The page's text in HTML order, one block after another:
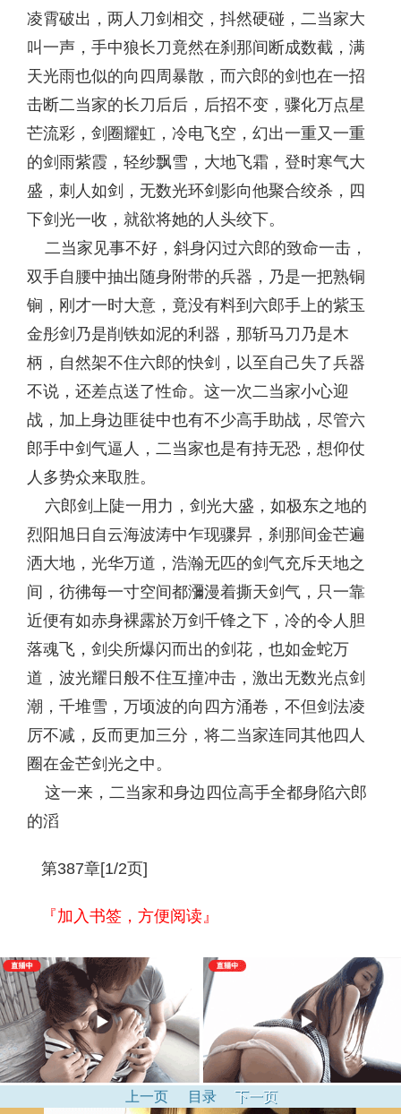
凌霄破出，两人刀剑相交，抖然硬碰，二当家大
叫一声，手中狼长刀竟然在刹那间断成数截，满
天光雨也似的向四周暴散，而六郎的剑也在一招
击断二当家的长刀后后，后招不变，骤化万点星
芒流彩，剑圈耀虹，冷电飞空，幻出一重又一重
的剑雨紫霞，轻纱飘雪，大地飞霜，登时寒气大
盛，刺人如剑，无数光环剑影向他聚合绞杀，四
下剑光一收，就欲将她的人头绞下。
二当家见事不好，斜身闪过六郎的致命一击，
双手自腰中抽出随身附带的兵器，乃是一把熟铜
锏，刚才一时大意，竟没有料到六郎手上的紫玉
金彤剑乃是削铁如泥的利器，那斩马刀乃是木
柄，自然架不住六郎的快剑，以至自己失了兵器
不说，还差点送了性命。这一次二当家小心迎
战，加上身边匪徒中也有不少高手助战，尽管六
郎手中剑气逼人，二当家也是有持无恐，想仰仗
人多势众来取胜。
六郎剑上陡一用力，剑光大盛，如极东之地的
烈阳旭日自云海波涛中乍现骤昇，刹那间金芒遍
洒大地，光华万道，浩瀚无匹的剑气充斥天地之
间，彷彿每一寸空间都瀰漫着撕天剑气，只一靠
近便有如赤身裸露於万剑千锋之下，冷的令人胆
落魂飞，剑尖所爆闪而出的剑花，也如金蛇万
道，波光耀日般不住互撞冲击，激出无数光点剑
潮，千堆雪，万顷波的向四方涌卷，不但剑法凌
厉不减，反而更加三分，将二当家连同其他四人
圈在金芒剑光之中。
这一来，二当家和身边四位高手全都身陷六郎
的滔
第387章[1/2页]
『加入书签，方便阅读』
上一页 目录 下一页